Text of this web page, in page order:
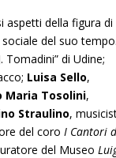
aspetti della figura di
del suo tempo.
di Udine;
Luisa Sello,
Maria Tosolini,
Straulino,
del coroI Cantori
del Museo